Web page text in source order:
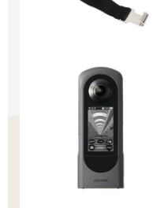
站，她都急著買便當，但剛
奇怪，便當突然神秘消失。
問：要不要吃便當？北寄貝
老天，一路上幾乎都吃隔夜
對，你們都是聰明人，無論
的便當，我們都乖巧懂事又